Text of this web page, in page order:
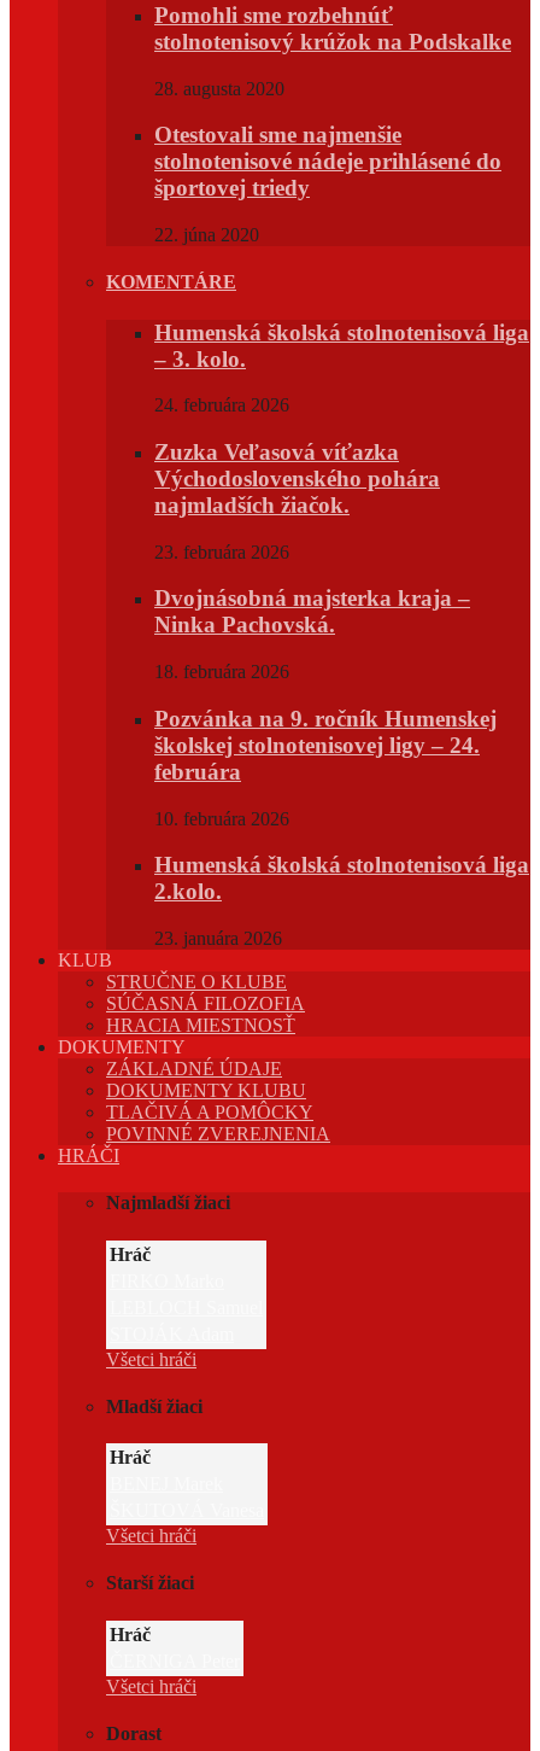
Pomohli sme rozbehnúť
stolnotenisový krúžok na Podskalke
28. augusta 2020
Otestovali sme najmenšie
stolnotenisové nádeje prihlásené do
športovej triedy
22. júna 2020
KOMENTÁRE
Humenská školská stolnotenisová liga
– 3. kolo.
24. februára 2026
Zuzka Veľasová víťazka
Východoslovenského pohára
najmladších žiačok.
23. februára 2026
Dvojnásobná majsterka kraja –
Ninka Pachovská.
18. februára 2026
Pozvánka na 9. ročník Humenskej
školskej stolnotenisovej ligy – 24.
februára
10. februára 2026
Humenská školská stolnotenisová liga
2.kolo.
23. januára 2026
KLUB
STRUČNE O KLUBE
SÚČASNÁ FILOZOFIA
HRACIA MIESTNOSŤ
DOKUMENTY
ZÁKLADNÉ ÚDAJE
DOKUMENTY KLUBU
TLAČIVÁ A POMÔCKY
POVINNÉ ZVEREJNENIA
HRÁČI
Najmladší žiaci
Hráč
Všetci hráči
Mladší žiaci
Hráč
Všetci hráči
Starší žiaci
Hráč
Všetci hráči
Dorast